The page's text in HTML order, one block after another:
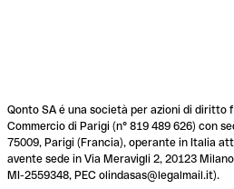
Qonto SA é una società per azioni di diritto
Commercio di Parigi (n° 819 489 626) con
75009, Parigi (Francia), operante in Italia
avente sede in Via Meravigli 2, 20123 Milano
MI-2559348, PEC olindasas@legalmail.it).